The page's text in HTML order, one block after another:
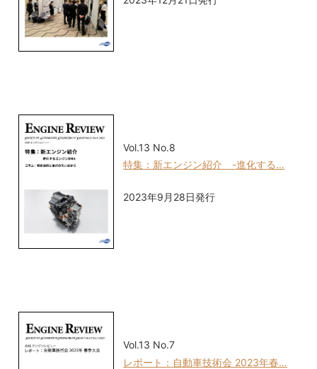
Vol.13 No.8
特集：新エンジン紹介 -進化する…
2023年9月28日発行
Vol.13 No.7
レポート：自動車技術会 2023年春…